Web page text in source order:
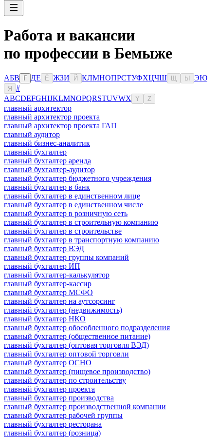
Работа и вакансии
по профессии в Бемыже
АБВ Г ДЕ Ё ЖЗИ Й КЛМНОПРСТУФХЦЧШ Ы ЭЮ
Я
#
ABCDEFGHIJKLMNOPQRSTUVWX Y Z
главный архитектор
главный архитектор проекта
главный архитектор проекта ГАП
главный аудитор
главный бизнес-аналитик
главный бухгалтер
главный бухгалтер аренда
главный бухгалтер-аудитор
главный бухгалтер бюджетного учреждения
главный бухгалтер в банк
главный бухгалтер в единственном лице
главный бухгалтер в единственном числе
главный бухгалтер в розничную сеть
главный бухгалтер в строительную компанию
главный бухгалтер в строительстве
главный бухгалтер в транспортную компанию
главный бухгалтер ВЭД
главный бухгалтер группы компаний
главный бухгалтер ИП
главный бухгалтер-калькулятор
главный бухгалтер-кассир
главный бухгалтер МСФО
главный бухгалтер на аутсорсинг
главный бухгалтер (недвижимость)
главный бухгалтер НКО
главный бухгалтер обособленного подразделения
главный бухгалтер (общественное питание)
главный бухгалтер (оптовая торговля ВЭД)
главный бухгалтер оптовой торговли
главный бухгалтер ОСНО
главный бухгалтер (пищевое производство)
главный бухгалтер по строительству
главный бухгалтер проекта
главный бухгалтер производства
главный бухгалтер производственной компании
главный бухгалтер рабочей группы
главный бухгалтер ресторана
главный бухгалтер (розница)